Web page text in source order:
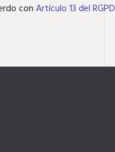
conArtículo 13 del